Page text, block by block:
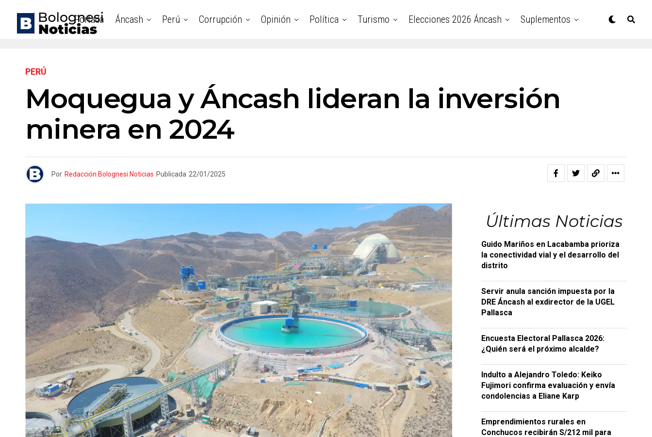
Portada Áncash Perú Corrupción Opinión Política Turismo Elecciones 2026 Áncash Suplementos
PERÚ
Moquegua y Áncash lideran la inversión
minera en 2024
Por Redacción Bolognesi Noticias Publicada 22/01/2025
Últimas Noticias
Guido Mariños en Lacabamba prioriza
la conectividad vial y el desarrollo del
distrito
Servir anula sanción impuesta por la
DRE Áncash al exdirector de la UGEL
Pallasca
Encuesta Electoral Pallasca 2026:
¿Quién será el próximo alcalde?
Indulto a Alejandro Toledo: Keiko
Fujimori confirma evaluación y envía
condolencias a Eliane Karp
Emprendimientos rurales en
Conchucos recibirán S/212 mil para